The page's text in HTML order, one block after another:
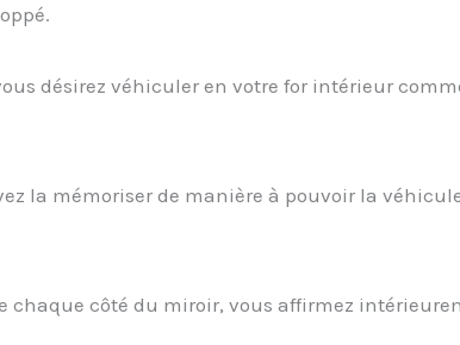
désirez véhiculer en votre for intérieur
la mémoriser de manière à pouvoir la
chaque côté du miroir, vous affirmez